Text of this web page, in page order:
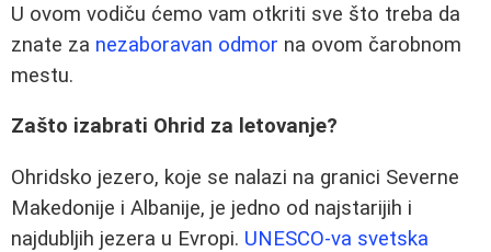
U ovom vodiču ćemo vam otkriti sve što treba da
znate za nezaboravan odmor na ovom čarobnom
mestu.
Zašto izabrati Ohrid za letovanje?
Ohridsko jezero, koje se nalazi na granici Severne
Makedonije i Albanije, je jedno od najstarijih i
najdubljih jezera u Evropi. UNESCO-va svetska